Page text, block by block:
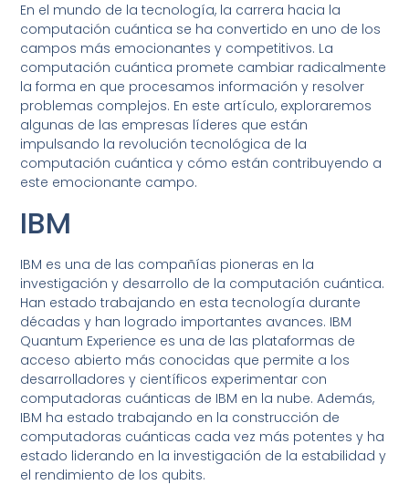
En el mundo de la tecnología, la carrera hacia la
computación cuántica se ha convertido en uno de los
campos más emocionantes y competitivos. La
computación cuántica promete cambiar radicalmente
la forma en que procesamos información y resolver
problemas complejos. En este artículo, exploraremos
algunas de las empresas líderes que están
impulsando la revolución tecnológica de la
computación cuántica y cómo están contribuyendo a
este emocionante campo.
IBM
IBM es una de las compañías pioneras en la
investigación y desarrollo de la computación cuántica.
Han estado trabajando en esta tecnología durante
décadas y han logrado importantes avances. IBM
Quantum Experience es una de las plataformas de
acceso abierto más conocidas que permite a los
desarrolladores y científicos experimentar con
computadoras cuánticas de IBM en la nube. Además,
IBM ha estado trabajando en la construcción de
computadoras cuánticas cada vez más potentes y ha
estado liderando en la investigación de la estabilidad y
el rendimiento de los qubits.